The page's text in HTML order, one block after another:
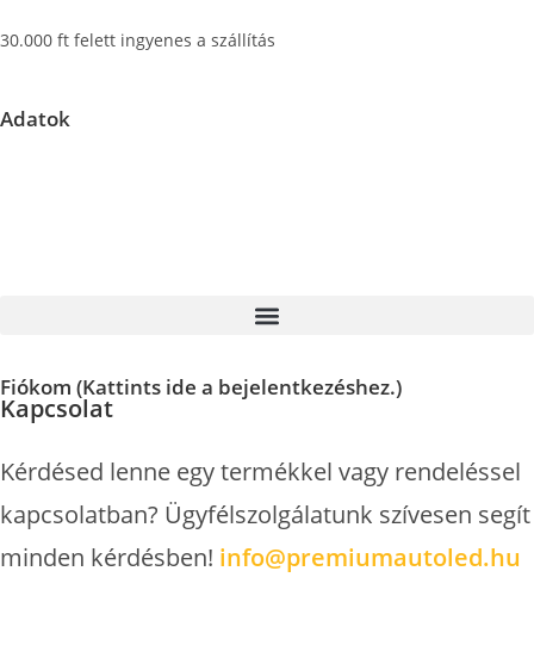
30.000 ft felett ingyenes a szállítás
Adatok
Fiókom (Kattints ide a bejelentkezéshez.)
Kapcsolat
Kérdésed lenne egy termékkel vagy rendeléssel
kapcsolatban? Ügyfélszolgálatunk szívesen segít
minden kérdésben! info@premiumautoled.hu